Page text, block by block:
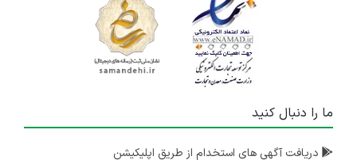
ما را دنبال کنید
دریافت آگهی های استخدام از طریق اپلیکیشن